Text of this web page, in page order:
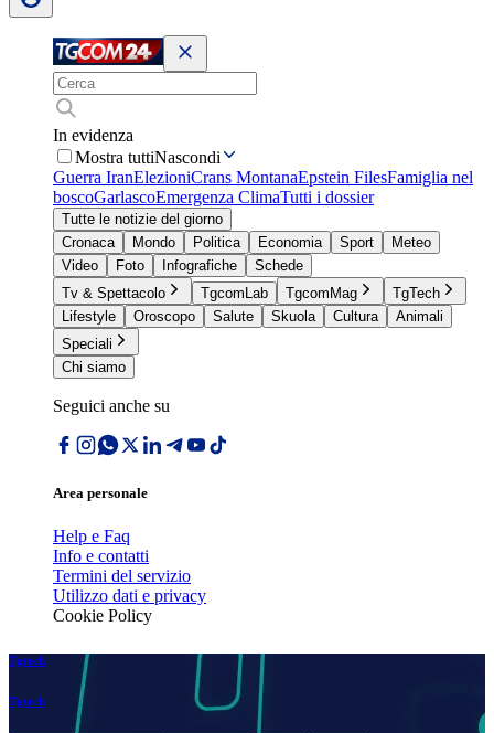
In evidenza
Mostra tuttiNascondi
Guerra IranElezioniCrans MontanaEpstein FilesFamiglia nel
boscoGarlascoEmergenza ClimaTutti i dossier
Tutte le notizie del giorno
Cronaca
Mondo Politica Economia Sport
Meteo
Video
Foto Infografiche
Schede
Tv & Spettacolo
TgcomLab TgcomMag
TgTech
Lifestyle
Oroscopo Salute Skuola Cultura
Animali
Speciali
Chi siamo
Seguici anche su
Area personale
Help e Faq
Info e contatti
Termini del servizio
Utilizzo dati e privacy
Cookie Policy
Tgtech
Tgtech